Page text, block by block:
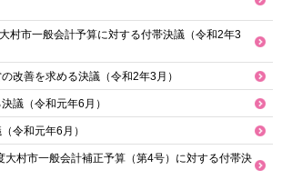
村市一般会計予算に対する付帯決議（令和2年3
改善を求める決議（令和2年3月）
議（令和元年6月）
令和元年6月）
大村市一般会計補正予算（第4号）に対する付帯決